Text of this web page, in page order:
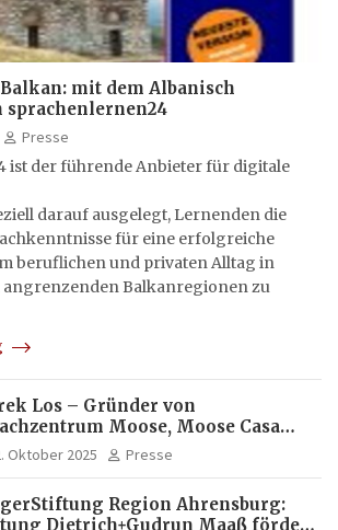
mit dem Albanisch
sprachenlernen24
Presse
ist der führende Anbieter für digitale
darauf ausgelegt, Lernenden die
für eine erfolgreiche
beruflichen und privaten Alltag in
angrenzenden Balkanregionen zu
Los – Gründer von
Moose, Moose Casa
und Apartamento Brasil |
Experte für Bildung
Oktober 2025 Presse
Region Ahrensburg:
Dietrich+Gudrun Maaß fördert